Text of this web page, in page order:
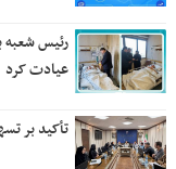
رئیس شعبه
عیادت کرد
تأکید بر